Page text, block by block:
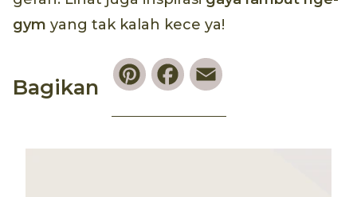
gym yang tak kalah kece ya!
Bagikan
PinterestFacebook